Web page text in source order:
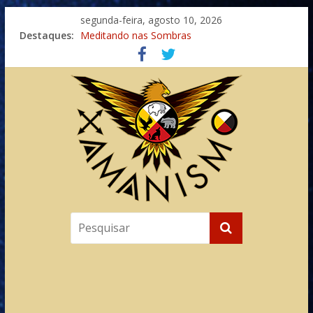
segunda-feira, agosto 10, 2026
Destaques: Meditando nas Sombras
Autosuficiência: A Jornada do Espírito Ancestral
Xamanismo Universal
Totens – Caminho Espiritual – Crescimento
Imaginação na Cura